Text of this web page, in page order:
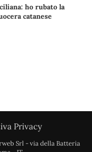
ho rubato la
catanese
Privacy
Srl - via della Batteria